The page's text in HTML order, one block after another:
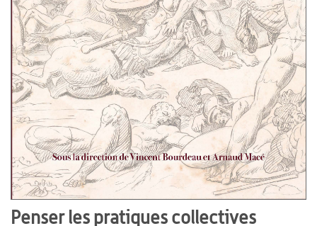
Penser les pratiques collectives